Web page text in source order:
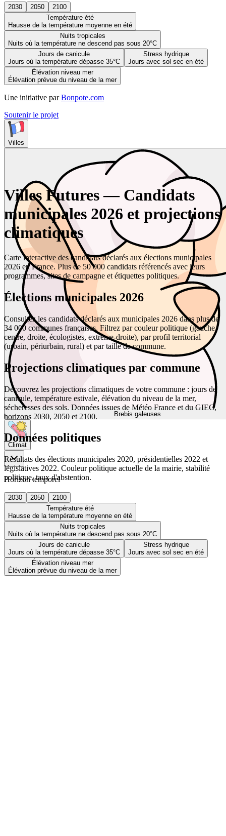
2030 2050
2100
Température été
Hausse de la température moyenne en été
Nuits tropicales
Nuits où la température ne descend pas sous 20°C
Jours de canicule
Jours où la température dépasse 35°C
Stress hydrique
Jours avec sol sec en été
Élévation niveau mer
Élévation prévue du niveau de la mer
Une initiative par Bonpote.com
Soutenir le projet
Villes
Brebis galeuses
Climat
Horizon temporel
2030 2050
2100
Température été
Hausse de la température moyenne en été
Nuits tropicales
Nuits où la température ne descend pas sous 20°C
Jours de canicule
Jours où la température dépasse 35°C
Stress hydrique
Jours avec sol sec en été
Élévation niveau mer
Élévation prévue du niveau de la mer
Villes Futures — Candidats
municipales 2026 et projections
climatiques
Carte interactive des candidats déclarés aux élections municipales
2026 en France. Plus de 50 000 candidats référencés avec leurs
programmes, sites de campagne et étiquettes politiques.
Élections municipales 2026
Consultez les candidats déclarés aux municipales 2026 dans plus de
34 000 communes françaises. Filtrez par couleur politique (gauche,
centre, droite, écologistes, extrême-droite), par profil territorial
(urbain, périurbain, rural) et par taille de commune.
Projections climatiques par commune
Découvrez les projections climatiques de votre commune : jours de
canicule, température estivale, élévation du niveau de la mer,
sécheresses des sols. Données issues de Météo France et du GIEC,
horizons 2030, 2050 et 2100.
Données politiques
Résultats des élections municipales 2020, présidentielles 2022 et
législatives 2022. Couleur politique actuelle de la mairie, stabilité
politique, taux d'abstention.